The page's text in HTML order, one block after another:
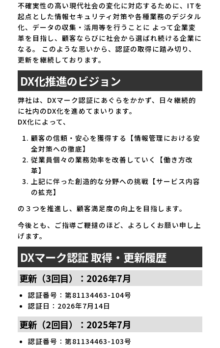
不確実性の高い現代社会の変化に対応するために、ITを
起点とした情報セキュリティ対策や各種業務のデジタル
化、データの収集・活用等を行うことに よって企業変
革を目指し、顧客ならびに社会から選ばれ続ける企業に
なる。 このような思いから、認証の取得に踏み切り、
更新を継続しております。
DX化推進のビジョン
弊社は、DXマーク認証にあぐらをかかず、日々継続的
に社内のDX化を進めてまいります。
DX化によって、
顧客の信頼・安心を獲得する【情報管理における安
全対策への徹底】
従業員個々の業務効率を改善していく【働き方改
革】
上記に伴った創造的な分野への挑戦【サービス内容
の拡充】
の３つを推進し、顧客満足度の向上を目指します。
今後とも、ご指導ご鞭撻のほど、よろしくお願い申し上
げます。
DXマーク認証 取得・更新履歴
更新（3回目）：2026年7月
認証番号：第81134463-104号
認証日：2026年7月14日
更新（2回目）：2025年7月
認証番号：第81134463-103号